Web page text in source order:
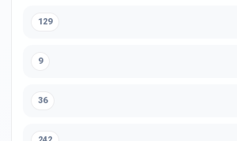
129
9
36